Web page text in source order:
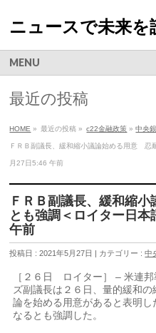
ニュースで未来を
MENU
最近の投稿
HOME » 最近の投稿 » c22金融政策 »中央
ＦＲＢ副議長、緩和縮小議論始める用意 忍
月27日5:46 午前
ＦＲＢ副議長、緩和縮
とも強調＜ロイター日
午前
投稿日 : 2021年5月27日 | カテゴリー :中
［２６日 ロイター］ – 米連
ズ副議長は２６日、量的緩和
論を始める用意があると表明
なるとも強調した。